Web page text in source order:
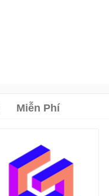
Miễn Phí